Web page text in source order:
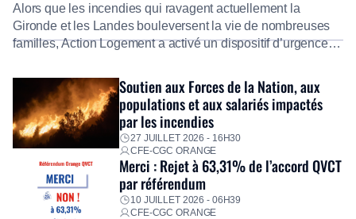
Alors que les incendies qui ravagent actuellement la
Gironde et les Landes bouleversent la vie de nombreuses
familles, Action Logement a activé un dispositif d’urgence
Fidèle à sa mission d’utilité sociale, le Groupe mobilise
immédiatement ses équipes afin de proposer un diagnostic
personnalisé, des aides financières pour faire face aux
premières dépenses, […]
Soutien aux Forces de la Nation, aux
populations et aux salariés impactés
par les incendies
27 JUILLET 2026 - 16H30
CFE-CGC ORANGE
Merci : Rejet à 63,31% de l’accord QVCT
par référendum
10 JUILLET 2026 - 06H39
CFE-CGC ORANGE